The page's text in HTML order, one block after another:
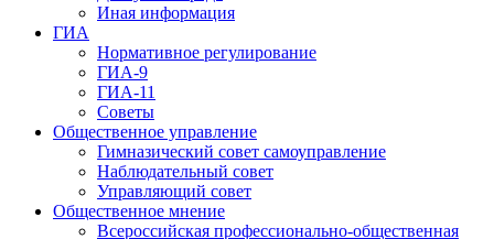
Иная информация
ГИА
Нормативное регулирование
ГИА-9
ГИА-11
Советы
Общественное управление
Гимназический совет самоуправление
Наблюдательный совет
Управляющий совет
Общественное мнение
Всероссийская профессионально-общественная